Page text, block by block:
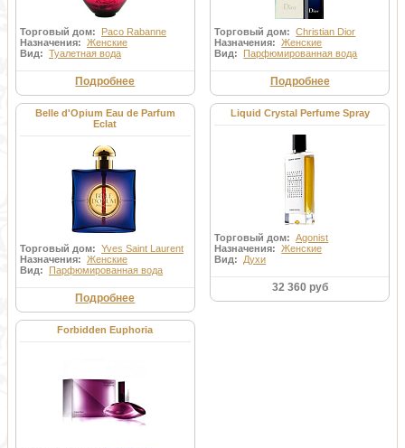
Торговый дом:
Paco Rabanne
Назначения: Женские
Вид: Туалетная вода
Подробнее
Торговый дом:Christian Dior
Назначения:Женские
Вид:
Парфюмированная вода
Подробнее
Belle d'Opium Eau de Parfum
Eclat
Торговый дом: Yves Saint Laurent
Назначения: Женские
Вид:
Парфюмированная вода
Подробнее
Liquid Crystal Perfume Spray
Торговый дом:Agonist
Назначения:Женские
Вид: Духи
32 360 руб
Forbidden Euphoria